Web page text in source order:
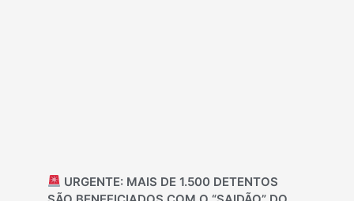
URGENTE: MAIS DE 1.500 DETENTOS